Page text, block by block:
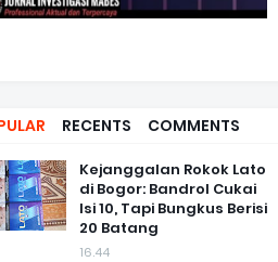
RECENTS COMMENTS
Kejanggalan Rokok Lato
di Bogor: Bandrol Cukai
Isi 10, Tapi Bungkus Berisi
20 Batang
16.44